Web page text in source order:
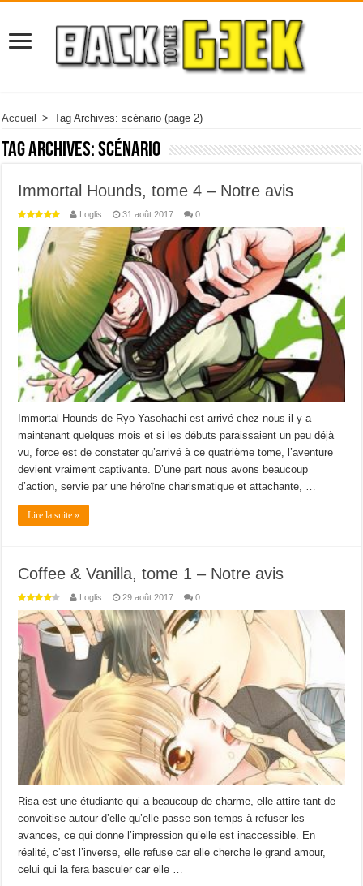
Accueil > Tag Archives: scénario (page 2)
Tag Archives:scénario
Immortal Hounds, tome 4 – Notre avis
Loglis 31 août 2017 0
Immortal Hounds de Ryo Yasohachi est arrivé chez nous il y a
maintenant quelques mois et si les débuts paraissaient un peu déjà
vu, force est de constater qu’arrivé à ce quatrième tome, l’aventure
devient vraiment captivante. D’une part nous avons beaucoup
d’action, servie par une héroïne charismatique et attachante, …
Lire la suite »
Coffee & Vanilla, tome 1 – Notre avis
Loglis 29 août 2017 0
Risa est une étudiante qui a beaucoup de charme, elle attire tant de
convoitise autour d’elle qu’elle passe son temps à refuser les
avances, ce qui donne l’impression qu’elle est inaccessible. En
réalité, c’est l’inverse, elle refuse car elle cherche le grand amour,
celui qui la fera basculer car elle …